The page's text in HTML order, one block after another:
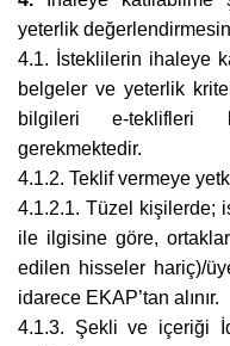
yeterlik
4.1. İsteklilerin ihaleye
belgeler ve yeterlik
bilgileri e-teklifleri
gerekmektedir.
4.1.2. Teklif vermeye
4.1.2.1. Tüzel kişilerde;
ile ilgisine göre,
edilen hisseler hariç)/
idarece EKAP’tan alınır.
4.1.3. Şekli ve içeriği